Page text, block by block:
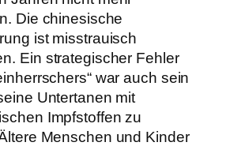
Die chinesische
ist misstrauisch
Ein strategischer Fehler
war auch sein
Untertanen mit
Impfstoffen zu
Menschen und Kinder